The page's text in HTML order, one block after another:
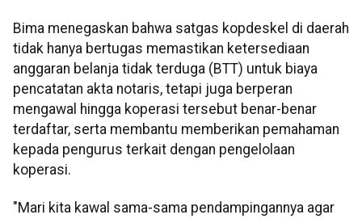
Bima menegaskan bahwa satgas kopdeskel di daerah
tidak hanya bertugas memastikan ketersediaan
anggaran belanja tidak terduga (BTT) untuk biaya
pencatatan akta notaris, tetapi juga berperan
mengawal hingga koperasi tersebut benar-benar
terdaftar, serta membantu memberikan pemahaman
kepada pengurus terkait dengan pengelolaan
koperasi.
"Mari kita kawal sama-sama pendampingannya agar